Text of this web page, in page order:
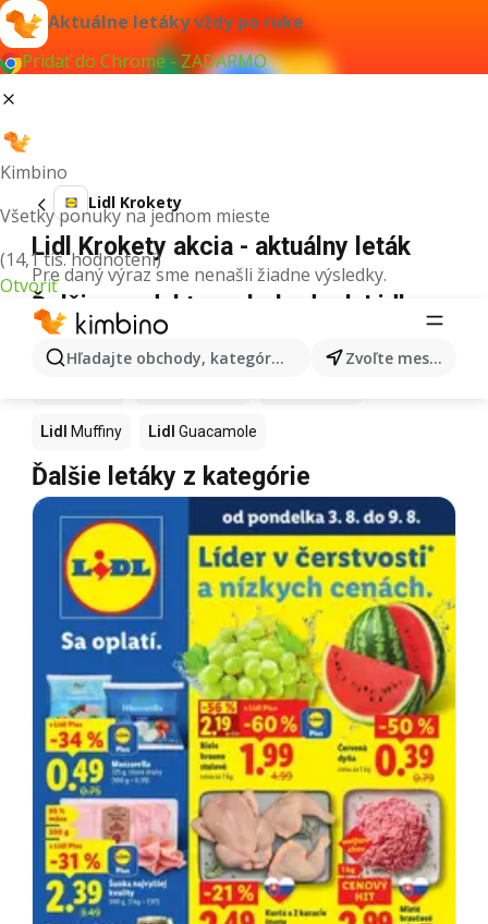
Aktuálne letáky vždy po ruke
Pridať do Chrome - ZADARMO
Kimbino
Všetky ponuky na jednom mieste
(14,1 tis. hodnotení)
Otvoriť
Hľadajte obchody, kategórie, produkty... Zvoľte mesto
Lidl Krokety
Lidl Krokety akcia - aktuálny leták
Pre daný výraz sme nenašli žiadne výsledky.
Ďalšie produkty v obchodoch Lidl
Lidl Muffiny Lidl Guacamole
Ďalšie letáky z kategórie